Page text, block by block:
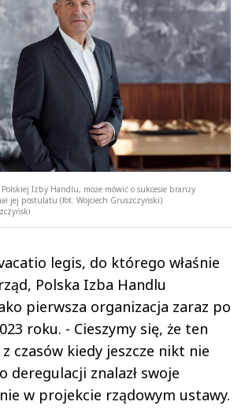
Izby Handlu, może mówić o sukcesie branży
jej postulatu (fot. Wojciech Gruszczyński)
legis, do którego właśnie
Polska Izba Handlu
pierwsza organizacja zaraz po
roku. - Cieszymy się, że ten
czasów kiedy jeszcze nikt nie
deregulacji znalazł swoje
w projekcie rządowym ustawy.